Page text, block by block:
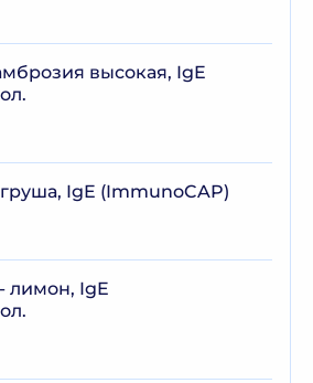
высокая, IgE
IgE (ImmunoCAP)
лимон, IgE